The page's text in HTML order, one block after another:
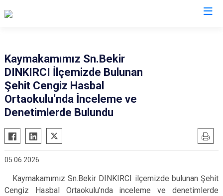
Adalar
Avcılar
Bağcılar
Bakırköy
Bayrampaşa
Beykoz
Fatih
Gaziosmanpaşa
Güngören
Maltepe
Başakşehir
Kaymakamımız Sn.Bekir
DINKIRCI İlçemizde Bulunan
Şehit Cengiz Hasbal
Ortaokulu’nda İnceleme ve
Denetimlerde Bulundu
05.06.2026
Kaymakamımız Sn.Bekir DINKIRCI ilçemizde bulunan Şehit
Cengiz Hasbal Ortaokulu’nda inceleme ve denetimlerde